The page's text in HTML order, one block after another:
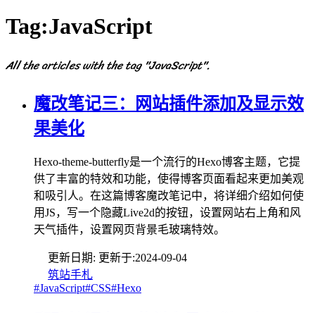
Tag:JavaScript
All the articles with the tag "JavaScript".
魔改笔记三：网站插件添加及显示效
果美化
Hexo-theme-butterfly是一个流行的Hexo博客主题，它提
供了丰富的特效和功能，使得博客页面看起来更加美观
和吸引人。在这篇博客魔改笔记中，将详细介绍如何使
用JS，写一个隐藏Live2d的按钮，设置网站右上角和风
天气插件，设置网页背景毛玻璃特效。
更新日期: 更新于:2024-09-04
筑站手札
#JavaScript#CSS#Hexo